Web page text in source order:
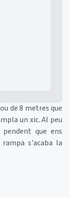
de 8 metres que
un xic. Al peu
que ens
s'acaba la